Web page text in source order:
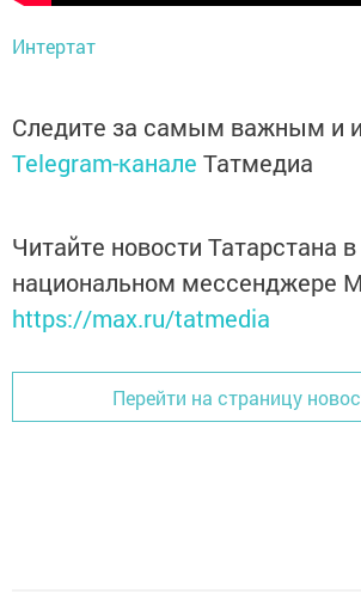
Интертат
Следите за самым важным и
Telegram-канале Татмедиа
Читайте новости Татарстана в
национальном мессенджере
https://max.ru/tatmedia
Перейти на страницу